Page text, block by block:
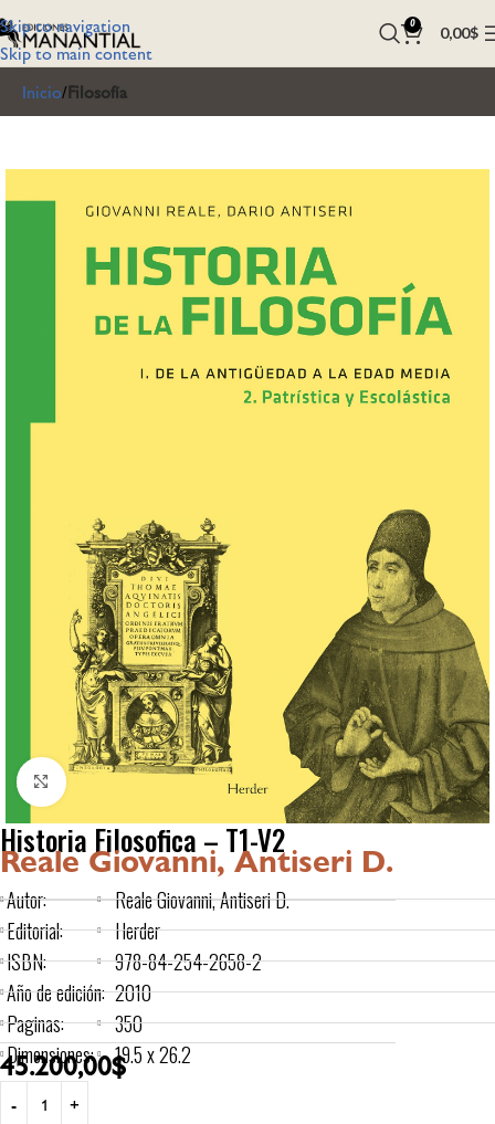
Skip to navigation
Skip to main content
0 0,00$
Inicio Filosofía
Click to enlarge
Historia Filosofica – T1-V2
Reale Giovanni, Antiseri D.
Autor:
Editorial:
ISBN:
Año de edición:
Paginas:
Dimensiones:
Reale Giovanni, Antiseri D.
Herder
978-84-254-2658-2
2010
350
19.5 x 26.2
45.200,00$